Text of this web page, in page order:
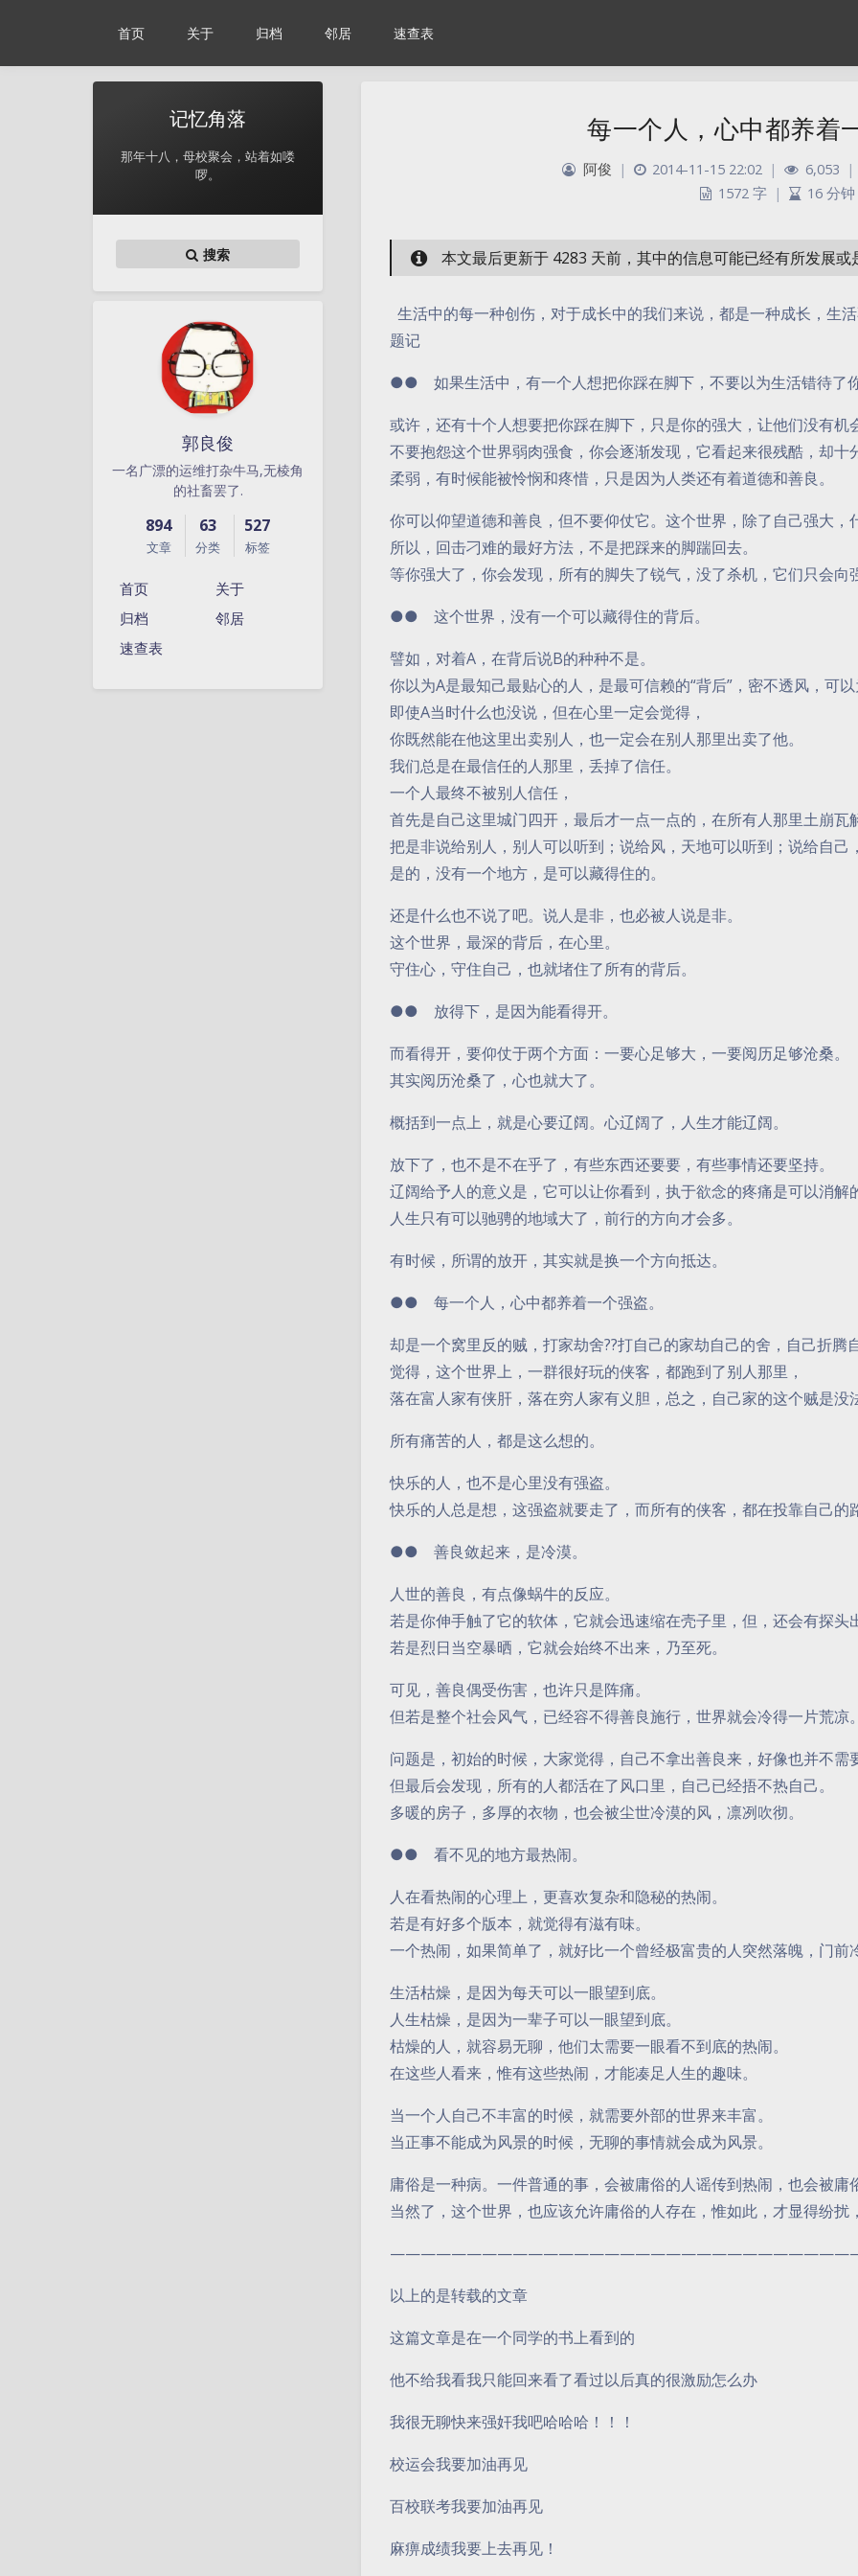
首页 关于 归档 邻居 速查表
记忆角落
那年十八，母校聚会，站着如喽
啰。
搜索
郭良俊
一名广漂的运维打杂牛马,无棱角
的社畜罢了.
894
文章
63
分类
527
标签
首页
关于
归档
邻居
速查表
每一个人，心中都养着
阿俊 | 2014-11-15 22:02 | 6,053
|
1572 字 | 16 分钟
本文最后更新于 4283 天前，其中的信息可能已经有所发展或
生活中的每一种创伤，对于成长中的我们来说，都是一种成长，生
题记
●● 如果生活中，有一个人想把你踩在脚下，不要以为生活错待了
或许，还有十个人想要把你踩在脚下，只是你的强大，让他们没有机
不要抱怨这个世界弱肉强食，你会逐渐发现，它看起来很残酷，却十
柔弱，有时候能被怜悯和疼惜，只是因为人类还有着道德和善良。
你可以仰望道德和善良，但不要仰仗它。这个世界，除了自己强大，
所以，回击刁难的最好方法，不是把踩来的脚踹回去。
等你强大了，你会发现，所有的脚失了锐气，没了杀机，它们只会向
●● 这个世界，没有一个可以藏得住的背后。
譬如，对着A，在背后说B的种种不是。
你以为A是最知己最贴心的人，是最可信赖的“背后”，密不透风，可
即使A当时什么也没说，但在心里一定会觉得，
你既然能在他这里出卖别人，也一定会在别人那里出卖了他。
我们总是在最信任的人那里，丢掉了信任。
一个人最终不被别人信任，
首先是自己这里城门四开，最后才一点一点的，在所有人那里土崩瓦
把是非说给别人，别人可以听到；说给风，天地可以听到；说给自己
是的，没有一个地方，是可以藏得住的。
还是什么也不说了吧。说人是非，也必被人说是非。
这个世界，最深的背后，在心里。
守住心，守住自己，也就堵住了所有的背后。
●● 放得下，是因为能看得开。
而看得开，要仰仗于两个方面：一要心足够大，一要阅历足够沧桑。
其实阅历沧桑了，心也就大了。
概括到一点上，就是心要辽阔。心辽阔了，人生才能辽阔。
放下了，也不是不在乎了，有些东西还要要，有些事情还要坚持。
辽阔给予人的意义是，它可以让你看到，执于欲念的疼痛是可以消解
人生只有可以驰骋的地域大了，前行的方向才会多。
有时候，所谓的放开，其实就是换一个方向抵达。
●● 每一个人，心中都养着一个强盗。
却是一个窝里反的贼，打家劫舍??打自己的家劫自己的舍，自己折腾
觉得，这个世界上，一群很好玩的侠客，都跑到了别人那里，
落在富人家有侠肝，落在穷人家有义胆，总之，自己家的这个贼是没
所有痛苦的人，都是这么想的。
快乐的人，也不是心里没有强盗。
快乐的人总是想，这强盗就要走了，而所有的侠客，都在投靠自己的
●● 善良敛起来，是冷漠。
人世的善良，有点像蜗牛的反应。
若是你伸手触了它的软体，它就会迅速缩在壳子里，但，还会有探头
若是烈日当空暴晒，它就会始终不出来，乃至死。
可见，善良偶受伤害，也许只是阵痛。
但若是整个社会风气，已经容不得善良施行，世界就会冷得一片荒凉
问题是，初始的时候，大家觉得，自己不拿出善良来，好像也并不需
但最后会发现，所有的人都活在了风口里，自己已经捂不热自己。
多暖的房子，多厚的衣物，也会被尘世冷漠的风，凛冽吹彻。
●● 看不见的地方最热闹。
人在看热闹的心理上，更喜欢复杂和隐秘的热闹。
若是有好多个版本，就觉得有滋有味。
一个热闹，如果简单了，就好比一个曾经极富贵的人突然落魄，门前
生活枯燥，是因为每天可以一眼望到底。
人生枯燥，是因为一辈子可以一眼望到底。
枯燥的人，就容易无聊，他们太需要一眼看不到底的热闹。
在这些人看来，惟有这些热闹，才能凑足人生的趣味。
当一个人自己不丰富的时候，就需要外部的世界来丰富。
当正事不能成为风景的时候，无聊的事情就会成为风景。
庸俗是一种病。一件普通的事，会被庸俗的人谣传到热闹，也会被庸
当然了，这个世界，也应该允许庸俗的人存在，惟如此，才显得纷扰
以上的是转载的文章
这篇文章是在一个同学的书上看到的
他不给我看我只能回来看了看过以后真的很激励怎么办
我很无聊快来强奸我吧哈哈哈！！！
校运会我要加油再见
百校联考我要加油再见
麻痹成绩我要上去再见！